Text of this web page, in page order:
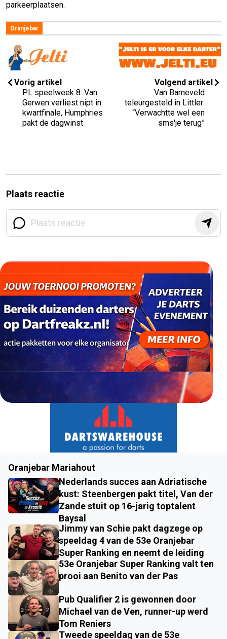
parkeerplaatsen.
Oranjebar
Vorig artikel
PL speelweek 8: Van
Gerwen verliest nipt in
kwartfinale, Humphries
pakt de dagwinst
Volgend artikel
Van Barneveld
teleurgesteld in Littler:
“Verwachtte wel een
sms'je terug”
Plaats reactie
Oranjebar Mariahout
Nederlands succes aan Adriatische
kust: Steenbergen pakt titel, Van der
Zande stuit op 16-jarig toptalent
Baysal
Jimmy van Schie pakt dagzege op
speeldag 4 van de 53e Oranjebar
Super Ranking en neemt de leiding
53e Oranjebar Super Ranking valt ten
prooi aan Benito van der Pas
Pub Qualifier 2 is gewonnen door
Michael van de Ven, runner-up werd
Tom Reniers
Tweede speeldag van de 53e